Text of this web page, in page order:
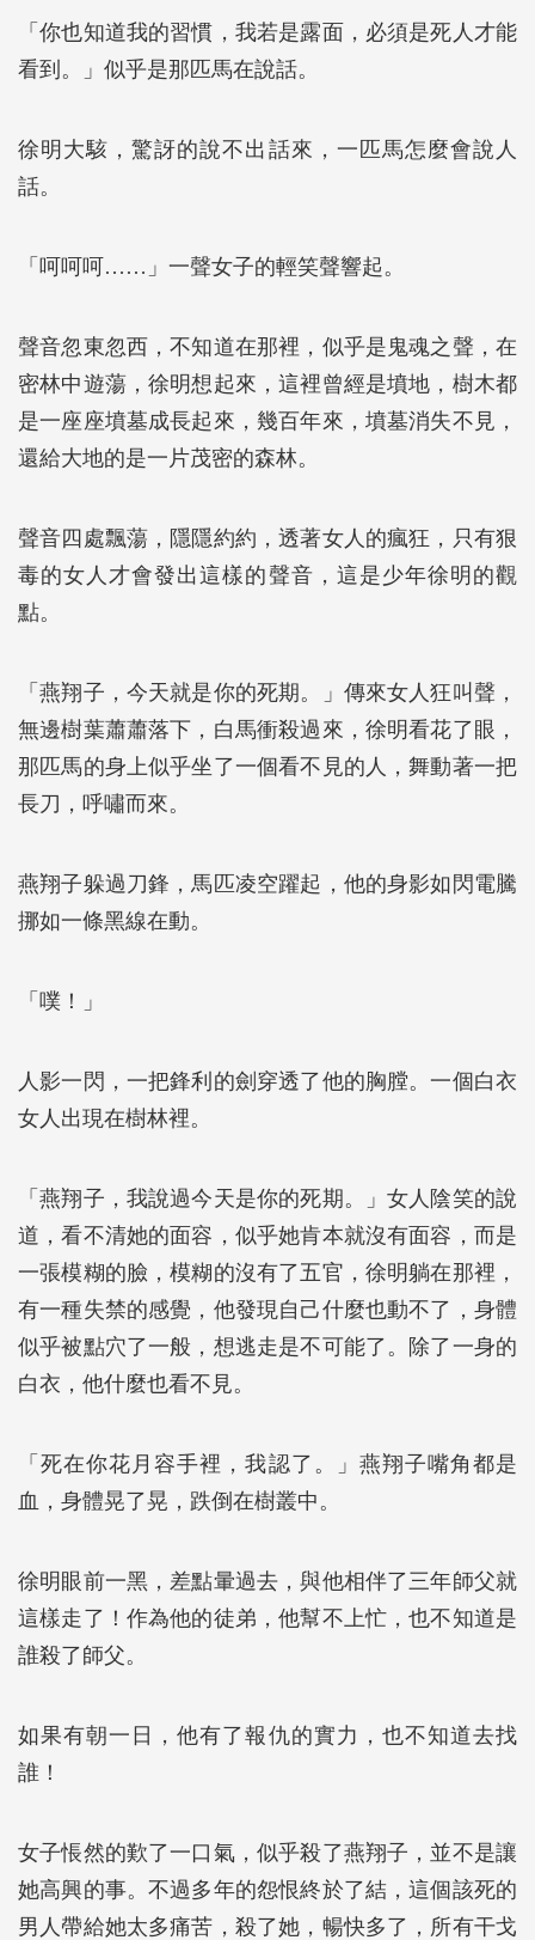
「你也知道我的習慣，我若是露面，必須是死人才能
看到。」似乎是那匹馬在說話。
徐明大駭，驚訝的說不出話來，一匹馬怎麼會說人
話。
「呵呵呵……」一聲女子的輕笑聲響起。
聲音忽東忽西，不知道在那裡，似乎是鬼魂之聲，在
密林中遊蕩，徐明想起來，這裡曾經是墳地，樹木都
是一座座墳墓成長起來，幾百年來，墳墓消失不見，
還給大地的是一片茂密的森林。
聲音四處飄蕩，隱隱約約，透著女人的瘋狂，只有狠
毒的女人才會發出這樣的聲音，這是少年徐明的觀
點。
「燕翔子，今天就是你的死期。」傳來女人狂叫聲，
無邊樹葉蕭蕭落下，白馬衝殺過來，徐明看花了眼，
那匹馬的身上似乎坐了一個看不見的人，舞動著一把
長刀，呼嘯而來。
燕翔子躲過刀鋒，馬匹凌空躍起，他的身影如閃電騰
挪如一條黑線在動。
「噗！」
人影一閃，一把鋒利的劍穿透了他的胸膛。一個白衣
女人出現在樹林裡。
「燕翔子，我說過今天是你的死期。」女人陰笑的說
道，看不清她的面容，似乎她肯本就沒有面容，而是
一張模糊的臉，模糊的沒有了五官，徐明躺在那裡，
有一種失禁的感覺，他發現自己什麼也動不了，身體
似乎被點穴了一般，想逃走是不可能了。除了一身的
白衣，他什麼也看不見。
「死在你花月容手裡，我認了。」燕翔子嘴角都是
血，身體晃了晃，跌倒在樹叢中。
徐明眼前一黑，差點暈過去，與他相伴了三年師父就
這樣走了！作為他的徒弟，他幫不上忙，也不知道是
誰殺了師父。
如果有朝一日，他有了報仇的實力，也不知道去找
誰！
女子悵然的歎了一口氣，似乎殺了燕翔子，並不是讓
她高興的事。不過多年的怨恨終於了結，這個該死的
男人帶給她太多痛苦，殺了她，暢快多了，所有干戈